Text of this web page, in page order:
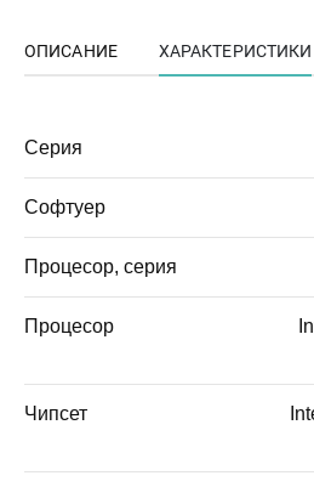
ОПИСАНИЕ ХАРАКТЕРИСТИКИ
Серия
Софтуер
Процесор, серия
Процесор
Чипсет